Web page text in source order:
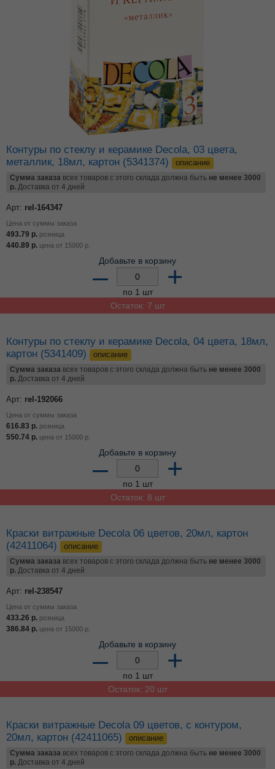
Контуры по стеклу и керамике Decola, 03 цвета,
металлик, 18мл, картон (5341374)
описание
Сумма заказа всех товаров с этого склада должна быть не менее 3000
р. Доставка от 4 дней
Арт: rel-164347
Цена от суммы заказа
493.79 р. розница
440.89 р. цена от 15000 р.
Добавьте в корзину
– +
по 1 шт
Остаток: 7 шт
Контуры по стеклу и керамике Decola, 04 цвета, 18мл,
картон (5341409)
описание
Сумма заказа всех товаров с этого склада должна быть не менее 3000
р. Доставка от 4 дней
Арт: rel-192066
Цена от суммы заказа
616.83 р. розница
550.74 р. цена от 15000 р.
Добавьте в корзину
– +
по 1 шт
Остаток: 8 шт
Краски витражные Decola 06 цветов, 20мл, картон
(42411064)
описание
Сумма заказа всех товаров с этого склада должна быть не менее 3000
р. Доставка от 4 дней
Арт: rel-238547
Цена от суммы заказа
433.26 р. розница
386.84 р. цена от 15000 р.
Добавьте в корзину
– +
по 1 шт
Остаток: 20 шт
Краски витражные Decola 09 цветов, с контуром,
20мл, картон (42411065)
описание
Сумма заказа всех товаров с этого склада должна быть не менее 3000
р. Доставка от 4 дней